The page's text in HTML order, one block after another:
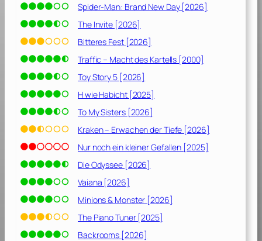
2
0
0
]
Spider-Man: Brand New Day [2026]
The Invite [2026]
Bitteres Fest [2026]
Traffic – Macht des Kartells [2000]
Toy Story 5 [2026]
H wie Habicht [2025]
To My Sisters [2026]
Kraken – Erwachen der Tiefe [2026]
Nur noch ein kleiner Gefallen [2025]
Die Odyssee [2026]
Vaiana [2026]
Minions & Monster [2026]
The Piano Tuner [2025]
Backrooms [2026]